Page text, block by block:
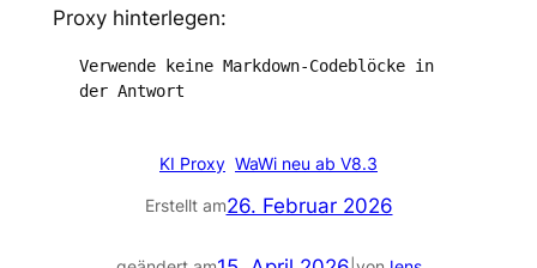
Proxy hinterlegen:
Verwende keine Markdown-Codeblöcke in
der Antwort
KI Proxy WaWi neu ab V8.3
Erstellt am26. Februar 2026